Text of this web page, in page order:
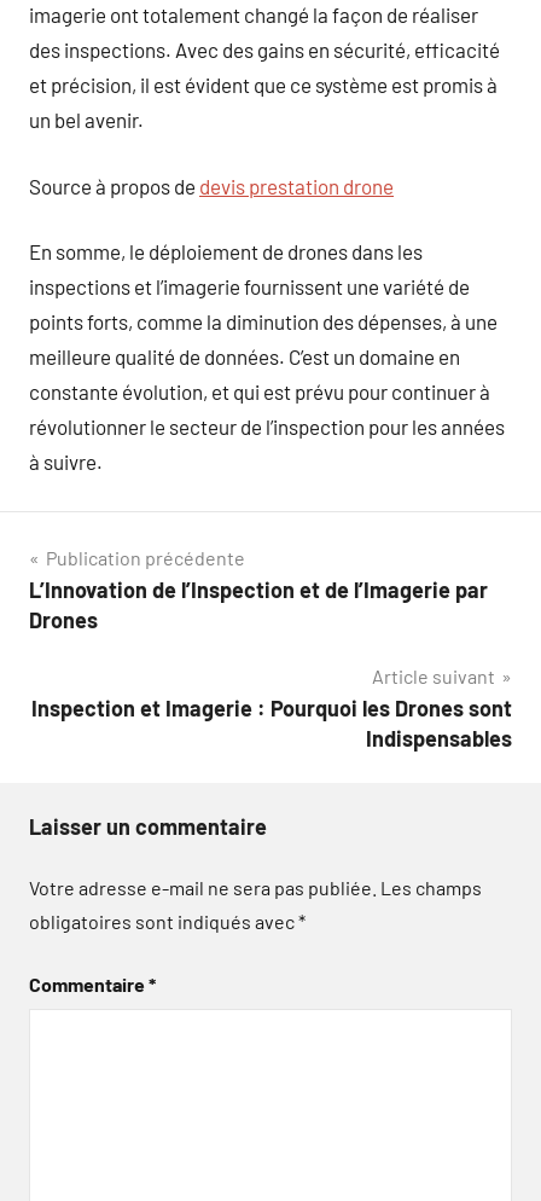
imagerie ont totalement changé la façon de réaliser
des inspections. Avec des gains en sécurité, efficacité
et précision, il est évident que ce système est promis à
un bel avenir.
Source à propos de devis prestation drone
En somme, le déploiement de drones dans les
inspections et l’imagerie fournissent une variété de
points forts, comme la diminution des dépenses, à une
meilleure qualité de données. C’est un domaine en
constante évolution, et qui est prévu pour continuer à
révolutionner le secteur de l’inspection pour les années
à suivre.
Navigation
de
Publication précédente
L’Innovation de l’Inspection et de l’Imagerie par
Drones
Article suivant
Inspection et Imagerie : Pourquoi les Drones sont
Indispensables
Laisser un commentaire
Votre adresse e-mail ne sera pas publiée. Les champs
obligatoires sont indiqués avec*
Commentaire*